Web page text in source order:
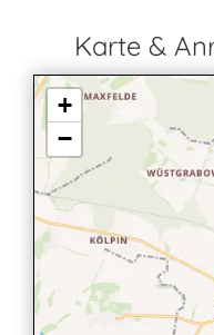
Karte &
+
−